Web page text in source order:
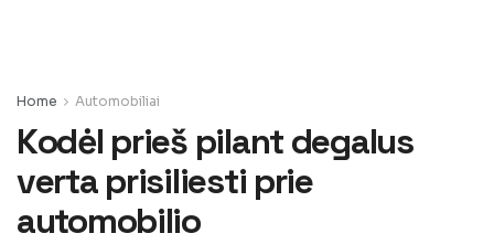
Home Automobiliai
Kodėl prieš pilant degalus
verta prisiliesti prie
automobilio